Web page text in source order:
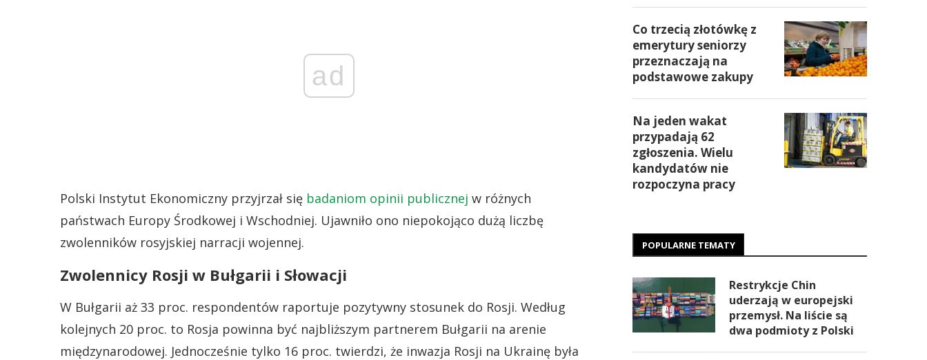
ad
Polski Instytut Ekonomiczny przyjrzał się badaniom opinii publicznej w różnych
państwach Europy Środkowej i Wschodniej. Ujawniło ono niepokojąco dużą liczbę
zwolenników rosyjskiej narracji wojennej.
Zwolennicy Rosji w Bułgarii i Słowacji
W Bułgarii aż 33 proc. respondentów raportuje pozytywny stosunek do Rosji. Według
kolejnych 20 proc. to Rosja powinna być najbliższym partnerem Bułgarii na arenie
międzynarodowej. Jednocześnie tylko 16 proc. twierdzi, że inwazja Rosji na Ukrainę była
Co trzecią złotówkę z
emerytury seniorzy
przeznaczają na
podstawowe zakupy
Na jeden wakat
przypadają 62
zgłoszenia. Wielu
kandydatów nie
rozpoczyna pracy
POPULARNE TEMATY
Restrykcje Chin
uderzają w europejski
przemysł. Na liście są
dwa podmioty z Polski